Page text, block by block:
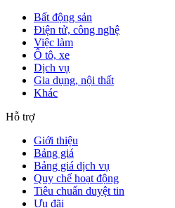
Bất động sản
Điện tử, công nghệ
Việc làm
Ô tô, xe
Dịch vụ
Gia dụng, nội thất
Khác
Hỗ trợ
Giới thiệu
Bảng giá
Bảng giá dịch vụ
Quy chế hoạt động
Tiêu chuẩn duyệt tin
Ưu đãi